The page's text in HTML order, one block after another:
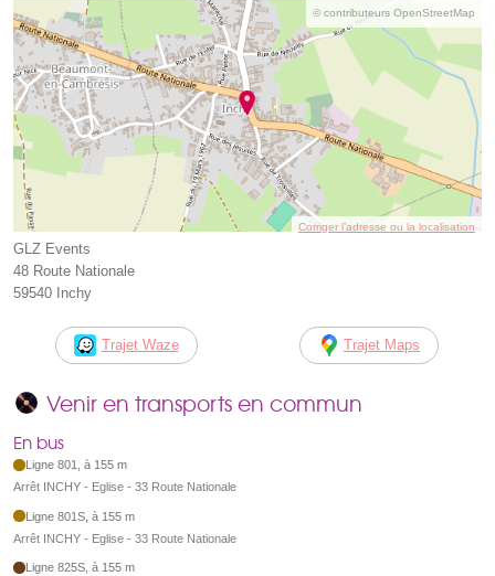
© contributeurs OpenStreetMap
Corriger l’adresse ou la localisation
GLZ Events
48 Route Nationale
59540 Inchy
Trajet Waze Trajet Maps
Venir en transports en commun
En bus
Ligne 801, à 155 m
Arrêt INCHY - Eglise - 33 Route Nationale
Ligne 801S, à 155 m
Arrêt INCHY - Eglise - 33 Route Nationale
Ligne 825S, à 155 m